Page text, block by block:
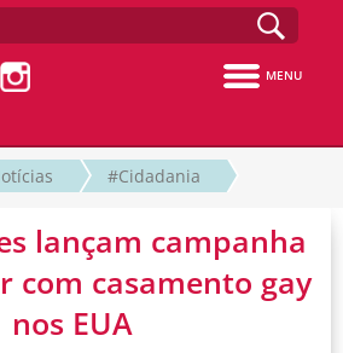
MENU
#Cidadania
lançam campanha
com casamento gay
nos EUA